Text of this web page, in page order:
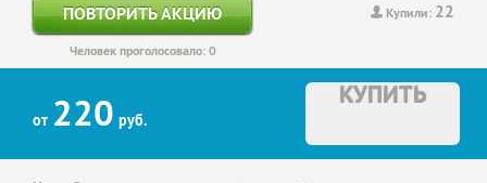
Купили: 22
ПОВТОРИТЬ АКЦИЮ
Человек проголосовало: 0
от 220 руб.
КУПИТЬ